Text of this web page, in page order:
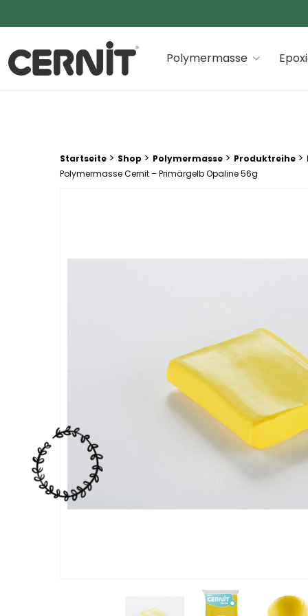
Cernit Une qualité haut de gamme pour des créations
Polymermasse
Breadcrumb Trail:
Startseite > Shop > Polymermasse > Produktreihe >
Polymermasse Cernit – Primärgelb Opaline 56g